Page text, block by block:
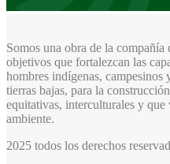
Somos una obra de la compañía
objetivos que fortalezcan las
hombres indígenas, campesinos
tierras bajas, para la
equitativas, interculturales y
ambiente.
2025 todos los derechos